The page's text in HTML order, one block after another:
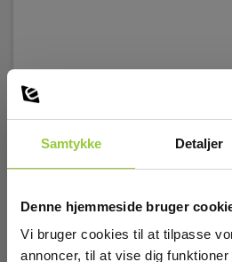
Samtykke Detaljer
Denne hjemmeside bruger
Vi bruger cookies til at tilpasse
annoncer, til at vise dig
0 Ω - 1999 Ω
Digitalt display,